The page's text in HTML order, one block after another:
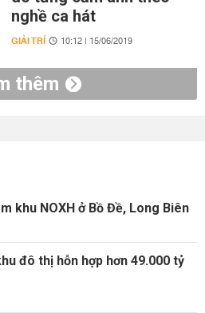
nghề ca hát
GIẢI TRÍ 10:12 | 15/06/2019
thêm
khu NOXH ở Bồ Đề, Long Biên
đô thị hỗn hợp hơn 49.000 tỷ